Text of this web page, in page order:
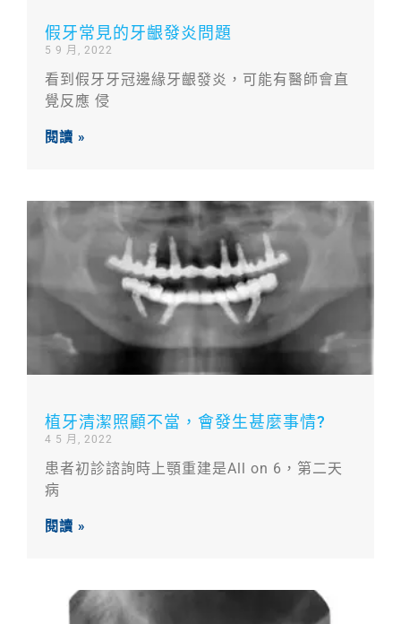
假牙常見的牙齦發炎問題
5 9 月, 2022
看到假牙牙冠邊緣牙齦發炎，可能有醫師會直
覺反應 侵
閱讀 »
植牙清潔照顧不當，會發生甚麼事情?
4 5 月, 2022
患者初診諮詢時上顎重建是All on 6，第二天
病
閱讀 »